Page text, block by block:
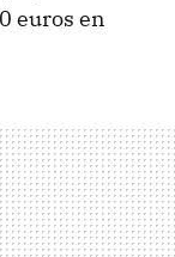
euros en